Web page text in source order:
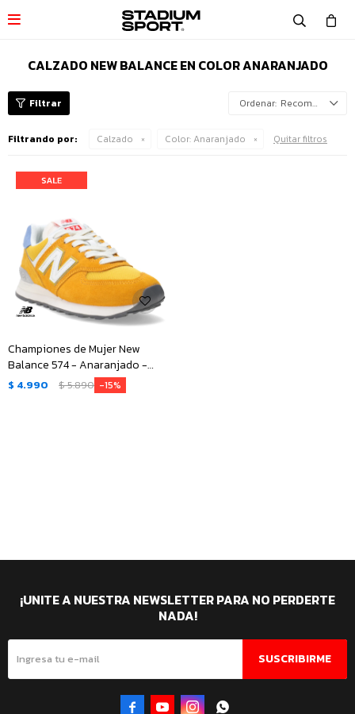

CALZADO NEW BALANCE EN COLOR ANARANJADO
Recomendados
Filtrando por: Calzado Color: Anaranjado Quitar filtros
Championes de Mujer New
Balance 574 - Anaranjado -
Amarillo - Blanco
$ 4.990 $5.890 15
¡UNITE A NUESTRA NEWSLETTER PARA NO PERDERTE
NADA!
SUSCRIBIRME
   